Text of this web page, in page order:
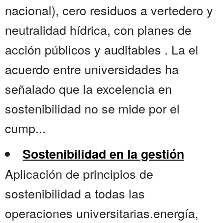
nacional), cero residuos a vertedero y
neutralidad hídrica, con planes de
acción públicos y auditables . La el
acuerdo entre universidades ha
señalado que la excelencia en
sostenibilidad no se mide por el
cump...
Sostenibilidad en la gestión
Aplicación de principios de
sostenibilidad a todas las
operaciones universitarias.energía,